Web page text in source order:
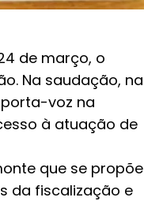
de março, o
Na saudação, na
voz na
à atuação de
que se propõe
da fiscalização e